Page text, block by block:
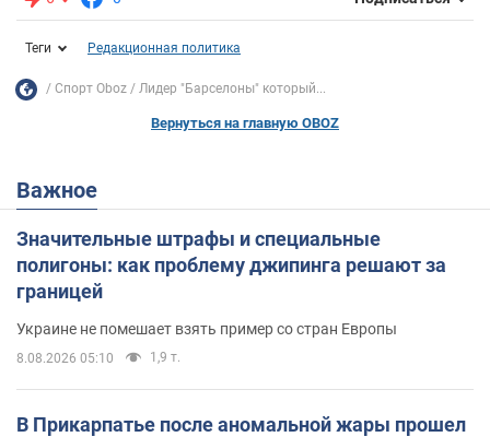
Теги Редакционная политика
Спорт Oboz Лидер "Барселоны" который...
Вернуться на главную OBOZ
Важное
Значительные штрафы и специальные
полигоны: как проблему джипинга решают за
границей
Украине не помешает взять пример со стран Европы
8.08.2026 05:10 1,9 т.
В Прикарпатье после аномальной жары прошел